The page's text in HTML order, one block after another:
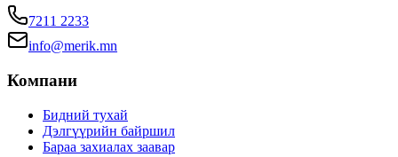
7211 2233
info@merik.mn
Компани
Бидний тухай
Дэлгүүрийн байршил
Бараа захиалах заавар